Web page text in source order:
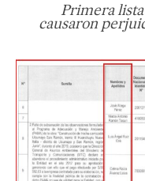
Primera
causaron